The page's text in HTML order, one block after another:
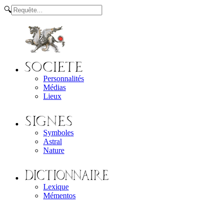
🔍
Personnalités
Médias
Lieux
Symboles
Astral
Nature
Lexique
Mémentos